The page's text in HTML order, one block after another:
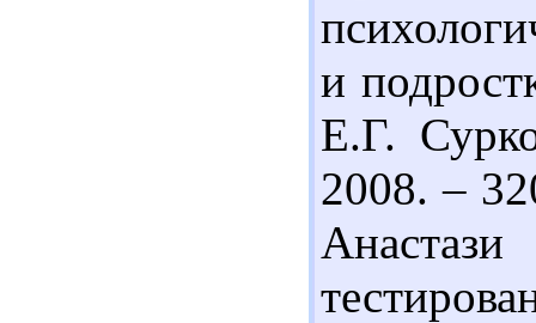
и
Е.Г.
2008. –